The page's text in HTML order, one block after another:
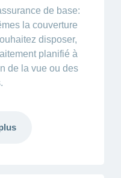
de base:
la couverture
disposer,
planifié à
de la vue ou des